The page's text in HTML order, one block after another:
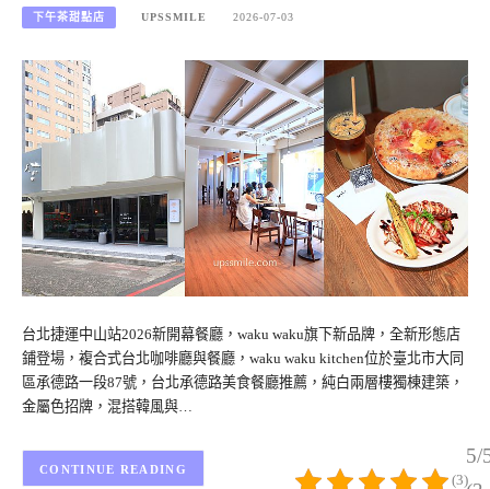
下午茶甜點店 UPSSMILE 2026-07-03
台北捷運中山站2026新開幕餐廳，waku waku旗下新品牌，全新形態店
鋪登場，複合式台北咖啡廳與餐廳，waku waku kitchen位於臺北市大同
區承德路一段87號，台北承德路美食餐廳推薦，純白兩層樓獨棟建築，
金屬色招牌，混搭韓風與…
5/
(3)
CONTINUE READING